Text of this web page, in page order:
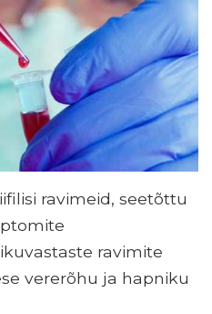
ravimeid, seetõttu
ravimite
vererõhu ja hapniku